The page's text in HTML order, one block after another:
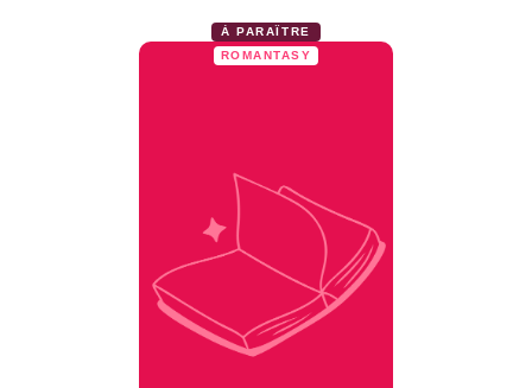
À PARAÎTRE
ROMANTASY